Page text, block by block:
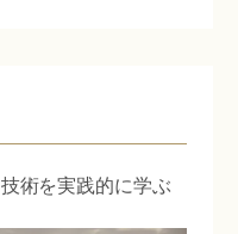
術を実践的に学ぶ